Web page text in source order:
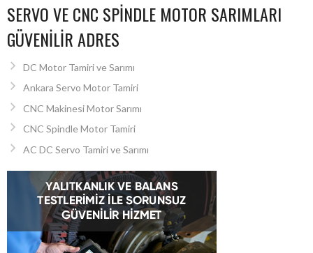
SERVO VE CNC SPINDLE MOTOR SARIMLARI
GÜVENILIR ADRES
DC Motor Tamiri ve Sarımı
Ankara Servo Motor Tamiri
CNC Makinesi Motor Sarımı
CNC Spindle Motor Tamiri
AC DC Servo Tamiri ve Sarımı